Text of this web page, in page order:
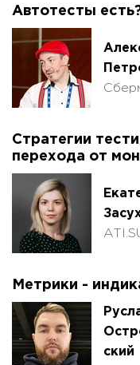
Автотесты
Стратегии
перехода от
Метрики -
ский